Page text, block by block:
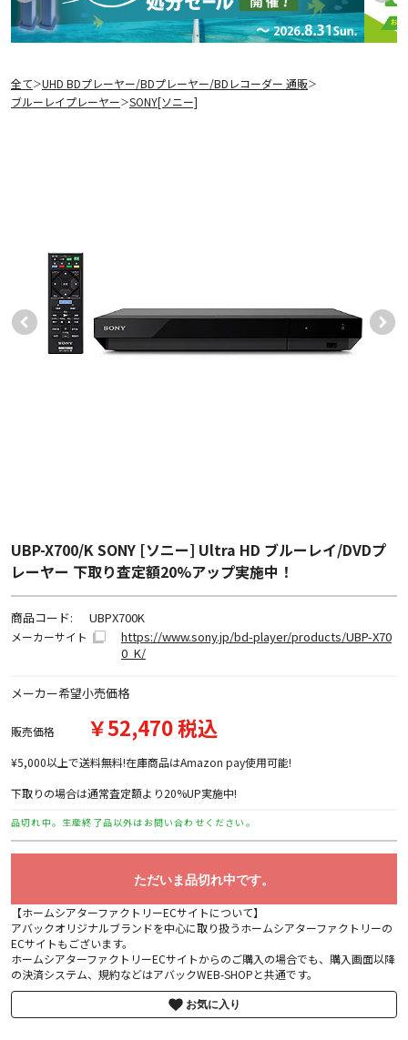
全て＞UHD BDプレーヤー/BDプレーヤー/BDレコーダー 通販＞
ブルーレイプレーヤー＞SONY[ソニー]
UBP-X700/K SONY [ソニー] Ultra HD ブルーレイ/DVDプ
レーヤー 下取り査定額20%アップ実施中！
商品コード: UBPX700K
メーカーサイト
https://www.sony.jp/bd-player/products/UBP-X70
0_K/
メーカー希望小売価格
販売価格 ￥52,470 税込
¥5,000以上で送料無料!在庫商品はAmazon pay使用可能!
下取りの場合は通常査定額より20%UP実施中!
品切れ中。生産終了品以外はお問い合わせください。
ただいま品切れ中です。
【ホームシアターファクトリーECサイトについて】
アバックオリジナルブランドを中心に取り扱うホームシアターファクトリーの
ECサイトもございます。
ホームシアターファクトリーECサイトからのご購入の場合でも、購入画面以降
の決済システム、規約などはアバックWEB-SHOPと共通です。
お気に入り